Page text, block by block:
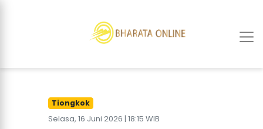
Tiongkok
Selasa, 16 Juni 2026 | 18:15 WIB